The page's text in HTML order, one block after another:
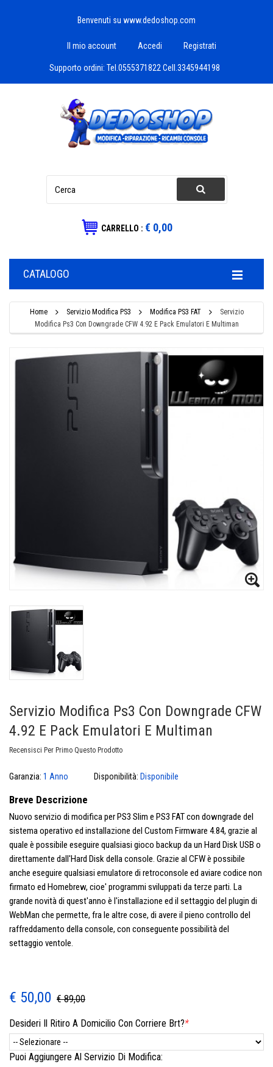
Benvenuti su www.dedoshop.com
Il mio account Accedi Registrati
Supporto ordini: Tel.0555371822 Cell.3345944198
CARRELLO : € 0,00
CATALOGO
Home Servizio Modifica PS3 Modifica PS3 FAT
Servizio
Modifica Ps3 Con Downgrade CFW 4.92 E Pack Emulatori E Multiman
Servizio Modifica Ps3 Con Downgrade CFW
4.92 E Pack Emulatori E Multiman
Recensisci Per Primo Questo Prodotto
Garanzia: 1 Anno Disponibilità: Disponibile
Breve Descrizione
Nuovo servizio di modifica per PS3 Slim e PS3 FAT con downgrade del
sistema operativo ed installazione del Custom Firmware 4.84, grazie al
quale è possibile eseguire qualsiasi gioco backup da un Hard Disk USB o
direttamente dall'Hard Disk della console. Grazie al CFW è possibile
anche eseguire qualsiasi emulatore di retroconsole ed aviare codice non
firmato ed Homebrew, cioe' programmi sviluppati da terze parti. La
grande novità di quest'anno è l'installazione ed il settaggio del plugin di
WebMan che permette, fra le altre cose, di avere il pieno controllo del
raffreddamento della console, con conseguente possibilità del
settaggio ventole.
€ 50,00 € 89,00
Desideri Il Ritiro A Domicilio Con Corriere Brt?*
Puoi Aggiungere Al Servizio Di Modifica: